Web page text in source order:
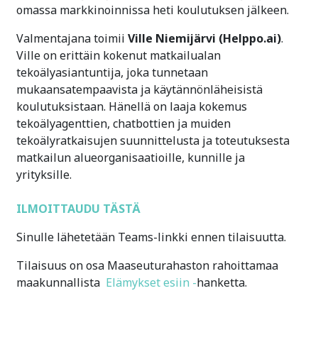
omassa markkinoinnissa heti koulutuksen jälkeen.
Valmentajana toimii Ville Niemijärvi (Helppo.ai).
Ville on erittäin kokenut matkailualan
tekoälyasiantuntija, joka tunnetaan
mukaansatempaavista ja käytännönläheisistä
koulutuksistaan. Hänellä on laaja kokemus
tekoälyagenttien, chatbottien ja muiden
tekoälyratkaisujen suunnittelusta ja toteutuksesta
matkailun alueorganisaatioille, kunnille ja
yrityksille.
ILMOITTAUDU TÄSTÄ
Sinulle lähetetään Teams-linkki ennen tilaisuutta.
Tilaisuus on osa Maaseuturahaston rahoittamaa
maakunnallista Elämykset esiin -hanketta.